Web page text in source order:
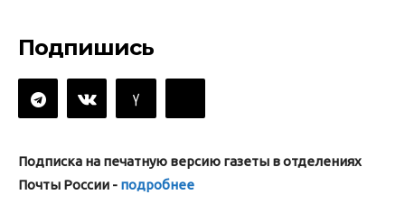
Подпишись
Подписка на печатную версию газеты в отделениях
Почты России - подробнее